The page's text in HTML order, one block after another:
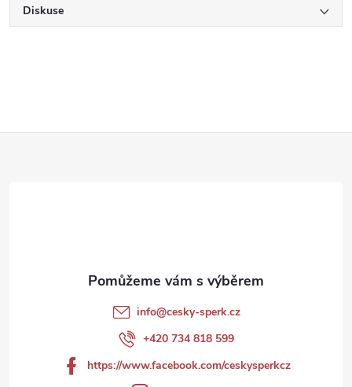
Diskuse
info@cesky-sperk.cz
+420 734 818 599
https://www.facebook.com/ceskysperkcz